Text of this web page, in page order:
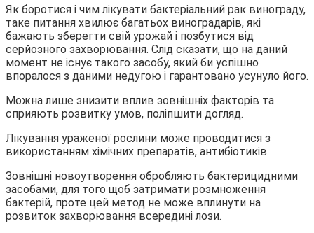
Як боротися і чим лікувати бактеріальний рак винограду,
таке питання хвилює багатьох виноградарів, які
бажають зберегти свій урожай і позбутися від
серйозного захворювання. Слід сказати, що на даний
момент не існує такого засобу, який би успішно
впоралося з даними недугою і гарантовано усунуло його.
Можна лише знизити вплив зовнішніх факторів та
сприяють розвитку умов, поліпшити догляд.
Лікування ураженої рослини може проводитися з
використанням хімічних препаратів, антибіотиків.
Зовнішні новоутворення обробляють бактерицидними
засобами, для того щоб затримати розмноження
бактерій, проте цей метод не може вплинути на
розвиток захворювання всередині лози.